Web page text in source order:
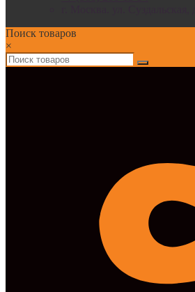
Поиск товаров
×